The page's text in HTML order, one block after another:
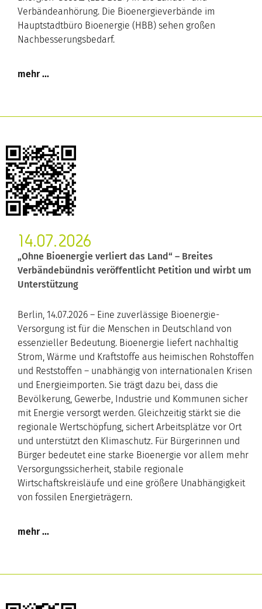
Verbändeanhörung. Die Bioenergieverbände im
Hauptstadtbüro Bioenergie (HBB) sehen großen
Nachbesserungsbedarf.
14.07.2026
„Ohne Bioenergie verliert das Land“ – Breites
Verbändebündnis veröffentlicht Petition und wirbt um
Unterstützung
Berlin, 14.07.2026 – Eine zuverlässige Bioenergie-
Versorgung ist für die Menschen in Deutschland von
essenzieller Bedeutung. Bioenergie liefert nachhaltig
Strom, Wärme und Kraftstoffe aus heimischen Rohstoffen
und Reststoffen – unabhängig von internationalen Krisen
und Energieimporten. Sie trägt dazu bei, dass die
Bevölkerung, Gewerbe, Industrie und Kommunen sicher
mit Energie versorgt werden. Gleichzeitig stärkt sie die
regionale Wertschöpfung, sichert Arbeitsplätze vor Ort
und unterstützt den Klimaschutz. Für Bürgerinnen und
Bürger bedeutet eine starke Bioenergie vor allem mehr
Versorgungssicherheit, stabile regionale
Wirtschaftskreisläufe und eine größere Unabhängigkeit
von fossilen Energieträgern.